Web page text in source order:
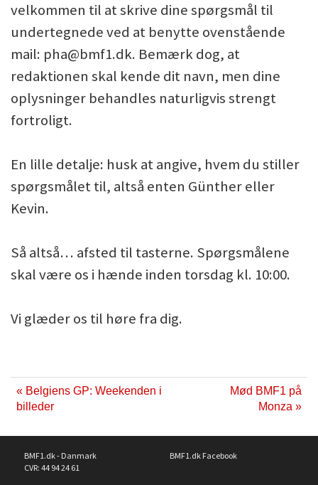
velkommen til at skrive dine spørgsmål til
undertegnede ved at benytte ovenstående
mail: pha@bmf1.dk. Bemærk dog, at
redaktionen skal kende dit navn, men dine
oplysninger behandles naturligvis strengt
fortroligt.
En lille detalje: husk at angive, hvem du stiller
spørgsmålet til, altså enten Günther eller
Kevin.
Så altså… afsted til tasterne. Spørgsmålene
skal være os i hænde inden torsdag kl. 10:00.
Vi glæder os til høre fra dig.
« Belgiens GP: Weekenden i
billeder
Mød BMF1 på
Monza »
BMF1.dk - Danmark
CVR: 44 94 24 61
BMF1.dk Facebook